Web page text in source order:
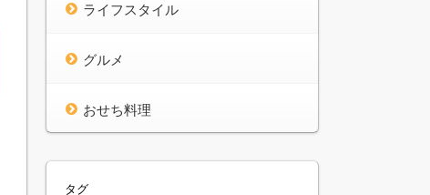
ライフスタイル
グルメ
おせち料理
タグ